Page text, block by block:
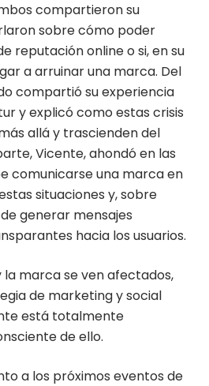
compartieron su
sobre cómo poder
reputación online o si, en su
a arruinar una marca. Del
compartió su experiencia
y explicó como estas crisis
allá y trascienden del
Vicente, ahondó en las
comunicarse una marca en
situaciones y, sobre
generar mensajes
hacia los usuarios.
la marca se ven afectados,
de marketing y social
está totalmente
de ello.
a los próximos eventos de